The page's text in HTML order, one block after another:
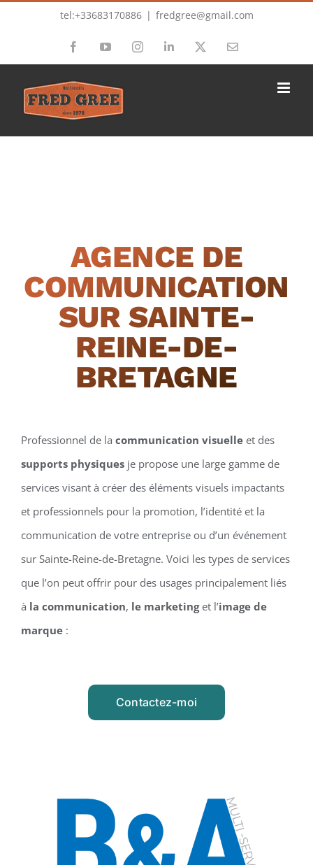
tel:+33683170886 | fredgree@gmail.com
FacebookYouTubeInstagramLinkedIn Email
AGENCE DE
COMMUNICATION
SUR SAINTE-
REINE-DE-
BRETAGNE
Professionnel de la communication visuelleet des
supports physiquesje propose une large gamme de
services visant à créer des éléments visuels impactants
et professionnels pour la promotion, l’identité et la
communication de votre entreprise ou d’un événement
sur Sainte-Reine-de-Bretagne. Voici les types de services
que l’on peut offrir pour des usages principalement liés
à la communication, le marketinget l’image de
marque:
Contactez-moi